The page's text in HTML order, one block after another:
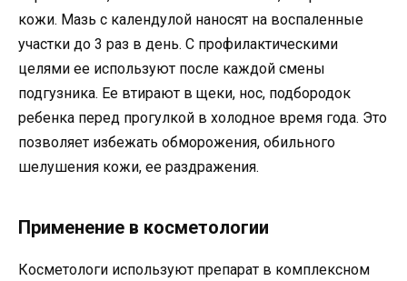
кожи. Мазь с календулой наносят на воспаленные
участки до 3 раз в день. С профилактическими
целями ее используют после каждой смены
подгузника. Ее втирают в щеки, нос, подбородок
ребенка перед прогулкой в холодное время года. Это
позволяет избежать обморожения, обильного
шелушения кожи, ее раздражения.
Применение в косметологии
Косметологи используют препарат в комплексном